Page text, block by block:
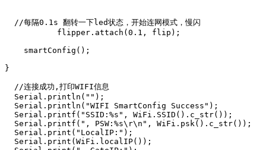
  //每隔0.1s 翻转一下led状态，开始连网模式，慢闪
           flipper.attach(0.1, flip);
    smartConfig();
}
  //连接成功,打印WIFI信息
  Serial.println("");
  Serial.println("WIFI SmartConfig Success");
  Serial.printf("SSID:%s", WiFi.SSID().c_str());
  Serial.printf(", PSW:%s\r\n", WiFi.psk().c_str());
  Serial.print("LocalIP:");
  Serial.print(WiFi.localIP());